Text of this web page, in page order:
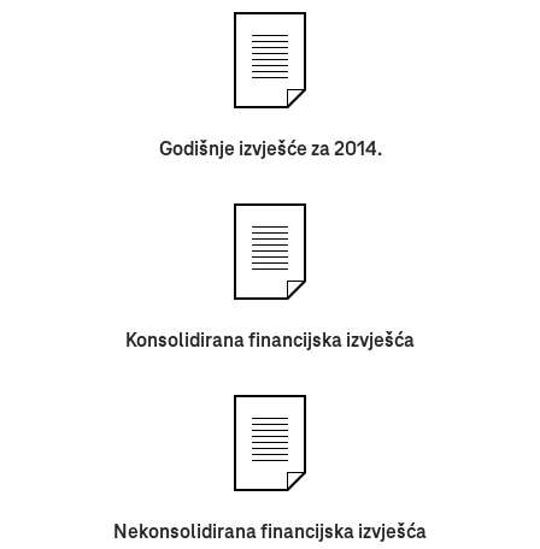
Godišnje izvješće za 2014.
Konsolidirana financijska izvješća
Nekonsolidirana financijska izvješća